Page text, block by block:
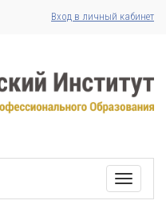
Вход в личный кабинет
Toggle